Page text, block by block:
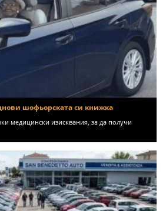
шофьорската си книжка
медицински изисквания, за да получи